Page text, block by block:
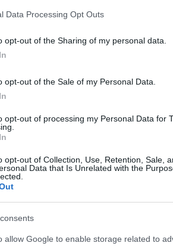
Data Processing Opt Outs
opt-out of the Sharing of my personal data.
opt-out of the Sale of my Personal Data.
opt-out of processing my Personal Data for
opt-out of Collection, Use, Retention, Sale,
Data that Is Unrelated with the
allow Google to enable storage related to
tapasztalható intenzív
a lakossági piac stabilitásának
vásárolható új sorozatának kamata évi
jövő keddtől vásárolható, a
5,5-6,5 százalék között. Nyomdai
az öt év során, forgalmazását